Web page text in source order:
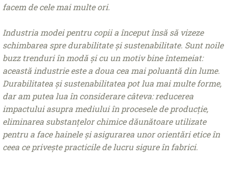
facem de cele mai multe ori.
Industria modei pentru copii a început însă să vizeze
schimbarea spre durabilitate și sustenabilitate. Sunt noile
buzz trenduri în modă și cu un motiv bine întemeiat:
această industrie este a doua cea mai poluantă din lume.
Durabilitatea și sustenabilitatea pot lua mai multe forme,
dar am putea lua în considerare câteva: reducerea
impactului asupra mediului în procesele de producţie,
eliminarea substanţelor chimice dăunătoare utilizate
pentru a face hainele și asigurarea unor orientări etice în
ceea ce privește practicile de lucru sigure în fabrici.